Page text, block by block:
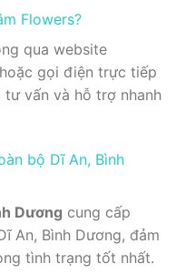
Flowers?
qua website
hoặc gọi điện trực tiếp
tư vấn và hỗ trợ nhanh
bộ Dĩ An, Bình
Dương cung cấp
An, Bình Dương, đảm
tình trạng tốt nhất.